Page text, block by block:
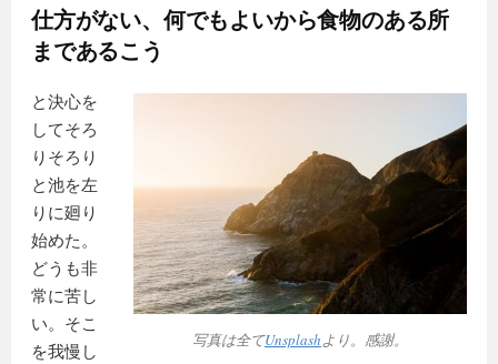
仕方がない、何でもよいから食物のある所
まであるこう
写真は全てUnsplashより。感謝。
と決心を
してそろ
りそろり
と池を左
りに廻り
始めた。
どうも非
常に苦し
い。そこ
を我慢し